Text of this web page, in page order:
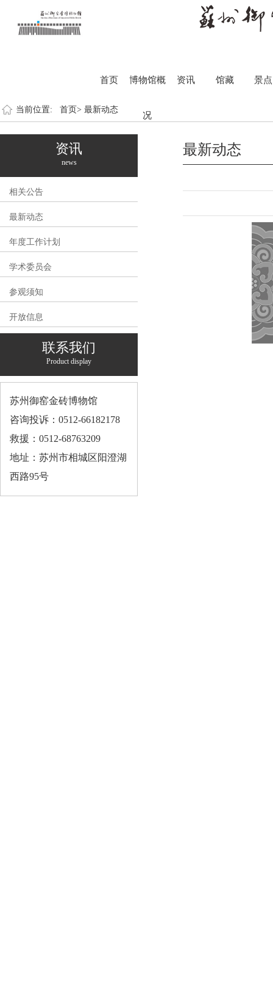
首页 博物馆概
况
资讯 馆藏 景点
当前位置: 首页> 最新动态
资讯
news
相关公告
最新动态
年度工作计划
学术委员会
参观须知
开放信息
联系我们
Product display
苏州御窑金砖博物馆
咨询投诉：0512-66182178
救援：0512-68763209
地址：苏州市相城区阳澄湖
西路95号
最新动态